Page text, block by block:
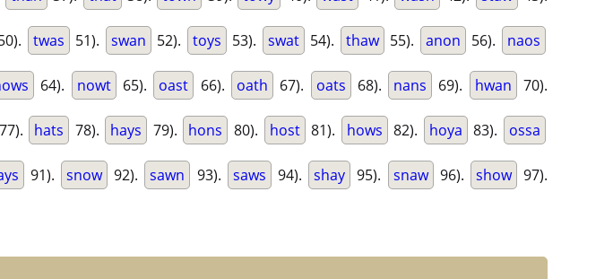
twas 51). swan 52). toys 53). swat 54). thaw 55). anon 56). naos
64). nowt 65). oast 66). oath 67). oats 68). nans 69). hwan 70).
77). hats 78). hays 79). hons 80). host 81). hows 82). hoya 83). ossa
91). snow 92). sawn 93). saws 94). shay 95). snaw 96). show 97).